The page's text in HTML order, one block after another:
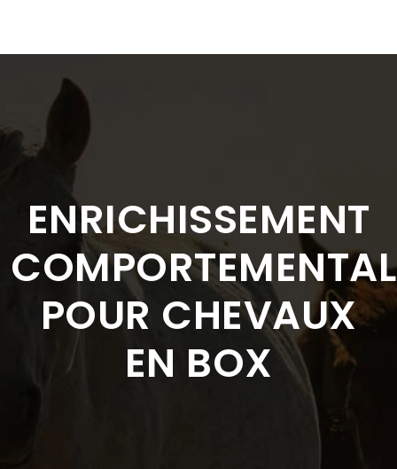
ENRICHISSEMENT
COMPORTEMENTAL
POUR CHEVAUX
EN BOX